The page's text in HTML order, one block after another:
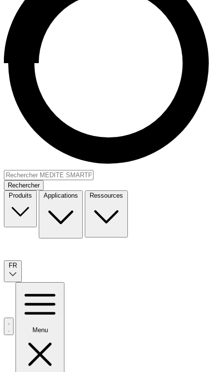
Rechercher
Produits
Applications Ressources
FR
Menu